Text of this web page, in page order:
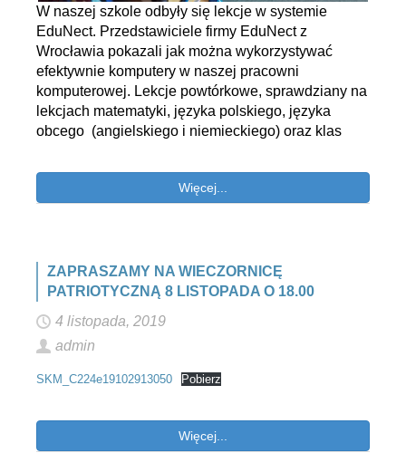
W naszej szkole odbyły się lekcje w systemie
EduNect. Przedstawiciele firmy EduNect z
Wrocławia pokazali jak można wykorzystywać
efektywnie komputery w naszej pracowni
komputerowej. Lekcje powtórkowe, sprawdziany na
lekcjach matematyki, języka polskiego, języka
obcego (angielskiego i niemieckiego) oraz klas
Więcej...
ZAPRASZAMY NA WIECZORNICĘ
PATRIOTYCZNĄ 8 LISTOPADA O 18.00
4 listopada, 2019
admin
SKM_C224e19102913050 Pobierz
Więcej...